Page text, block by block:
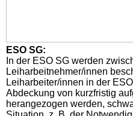
ESO SG:
In der ESO SG werden
Leiharbeitnehmer/innen
Leiharbeiter/innen in der
Abdeckung von kurzfristig
herangezogen werden,